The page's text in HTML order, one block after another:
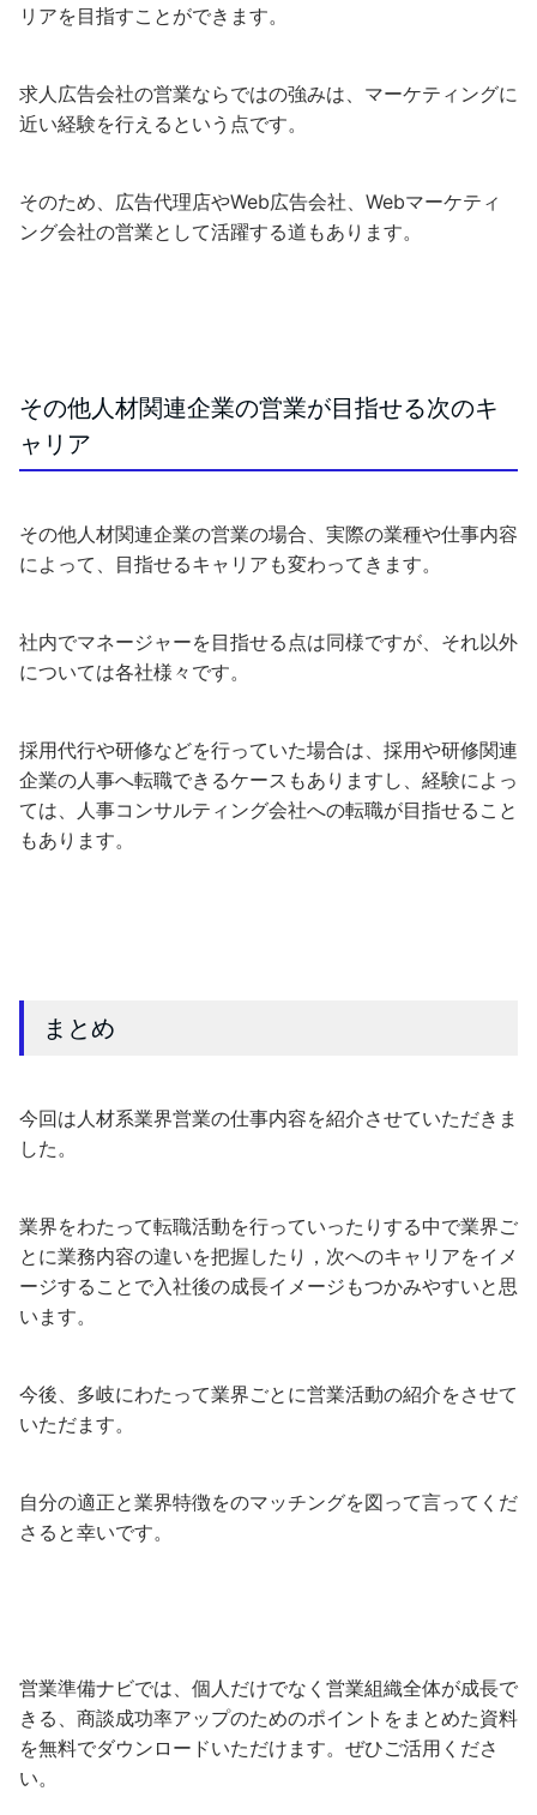
リアを目指すことができます。
求人広告会社の営業ならではの強みは、マーケティングに
近い経験を行えるという点です。
そのため、広告代理店やWeb広告会社、Webマーケティ
ング会社の営業として活躍する道もあります。
その他人材関連企業の営業が目指せる次のキ
ャリア
その他人材関連企業の営業の場合、実際の業種や仕事内容
によって、目指せるキャリアも変わってきます。
社内でマネージャーを目指せる点は同様ですが、それ以外
については各社様々です。
採用代行や研修などを行っていた場合は、採用や研修関連
企業の人事へ転職できるケースもありますし、経験によっ
ては、人事コンサルティング会社への転職が目指せること
もあります。
まとめ
今回は人材系業界営業の仕事内容を紹介させていただきま
した。
業界をわたって転職活動を行っていったりする中で業界ご
とに業務内容の違いを把握したり，次へのキャリアをイメ
ージすることで入社後の成長イメージもつかみやすいと思
います。
今後、多岐にわたって業界ごとに営業活動の紹介をさせて
いただます。
自分の適正と業界特徴をのマッチングを図って言ってくだ
さると幸いです。
営業準備ナビでは、個人だけでなく営業組織全体が成長で
きる、商談成功率アップのためのポイントをまとめた資料
を無料でダウンロードいただけます。ぜひご活用くださ
い。